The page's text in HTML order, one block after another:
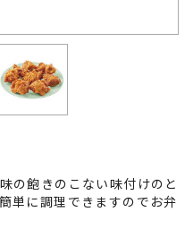
の飽きのこない味付けのと
単に調理できますのでお弁